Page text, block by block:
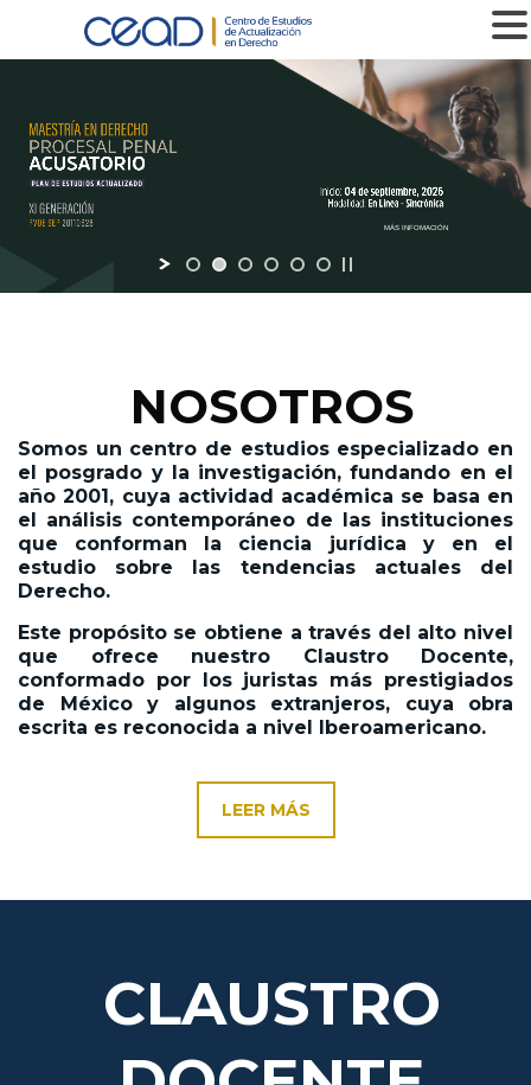
MÁS INFOMACIÓN
NOSOTROS
Somos un centro de estudios especializado en
el posgrado y la investigación,fundando en el
año 2001, cuya actividad académica se basa en
el análisis contemporáneo de las instituciones
que conforman la ciencia jurídica y en el
estudio sobre las tendencias actuales del
Derecho.
Este propósito se obtiene a través del alto nivel
que ofrece nuestro Claustro Docente,
conformado por los juristas más prestigiados
de México y algunos extranjeros, cuya obra
escrita es reconocida a nivel Iberoamericano.
LEER MÁS
CLAUSTRO